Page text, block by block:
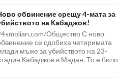
обвинение срещу 4-мата за
на Кабаджов!
Общество С ново
се сдобиха четиримата
мъже за убийството на 23-
Кабаджов в Мадан. То е било